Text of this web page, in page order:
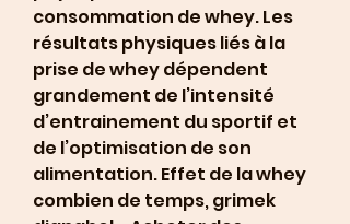
consommation de whey. Les
résultats physiques liés à la
prise de whey dépendent
grandement de l’intensité
d’entrainement du sportif et
de l’optimisation de son
alimentation. Effet de la whey
combien de temps, grimek